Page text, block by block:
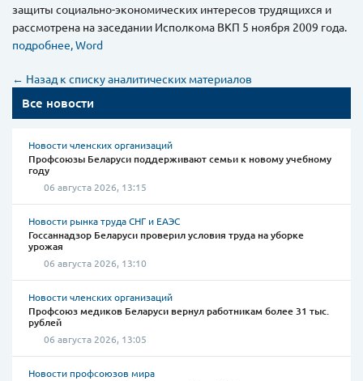
Все новости
Новости членских организаций
Профсоюзы Беларуси поддерживают семьи к новому учебному
году
06 августа 2026, 13:15
Новости рынка труда СНГ и ЕАЭС
Госсаннадзор Беларуси проверил условия труда на уборке
урожая
06 августа 2026, 13:10
Новости членских организаций
Профсоюз медиков Беларуси вернул работникам более 31 тыс.
рублей
06 августа 2026, 13:05
Новости профсоюзов мира
защиты социально-экономических интересов трудящихся и
рассмотрена на заседании Исполкома ВКП 5 ноября 2009 года.
подробнее, Word
← Назад к списку аналитических материалов